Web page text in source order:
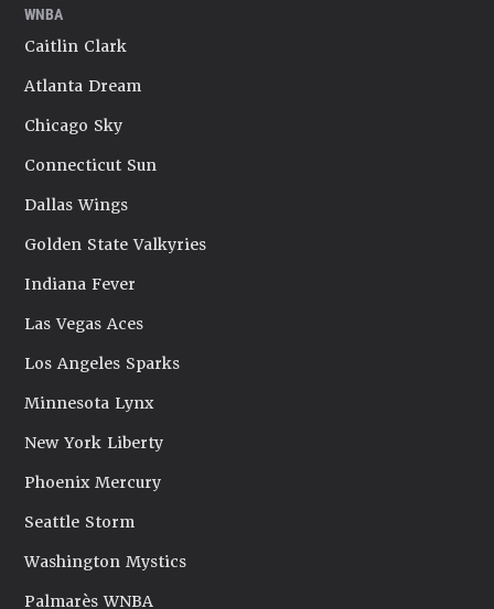
WNBA
Caitlin Clark
Atlanta Dream
Chicago Sky
Connecticut Sun
Dallas Wings
Golden State Valkyries
Indiana Fever
Las Vegas Aces
Los Angeles Sparks
Minnesota Lynx
New York Liberty
Phoenix Mercury
Seattle Storm
Washington Mystics
Palmarès WNBA